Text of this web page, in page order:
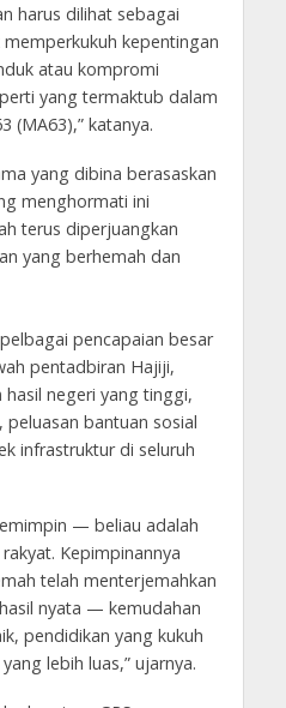
harus dilihat sebagai
kepentingan
atau kompromi
yang termaktub dalam
(MA63),” katanya.
yang dibina berasaskan
menghormati ini
terus diperjuangkan
yang berhemah dan
pencapaian besar
pentadbiran Hajiji,
negeri yang tinggi,
bantuan sosial
infrastruktur di seluruh
— beliau adalah
Kepimpinannya
telah menterjemahkan
nyata — kemudahan
pendidikan yang kukuh
lebih luas,” ujarnya.